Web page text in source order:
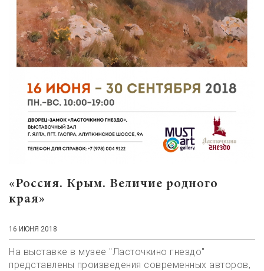
«Россия. Крым. Величие родного
края»
16 ИЮНЯ 2018
На выставке в музее "Ласточкино гнездо"
представлены произведения современных авторов,